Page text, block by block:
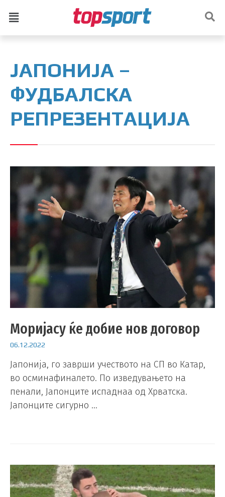
ЈАПОНИЈА –
ФУДБАЛСКА
РЕПРЕЗЕНТАЦИЈА
Моријасу ќе добие нов договор
06.12.2022
Јапонија, го заврши учеството на СП во Катар,
во осминафиналето. По изведувањето на
пенали, Јапонците испаднаа од Хрватска.
Јапонците сигурно …